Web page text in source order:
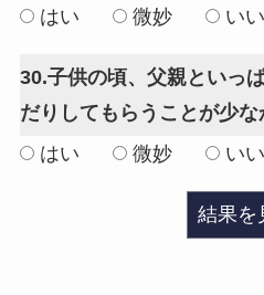
はい
微妙 いい
30.子供の頃、父親といっ
だりしてもらうことが少な
はい
微妙 いい
結果を